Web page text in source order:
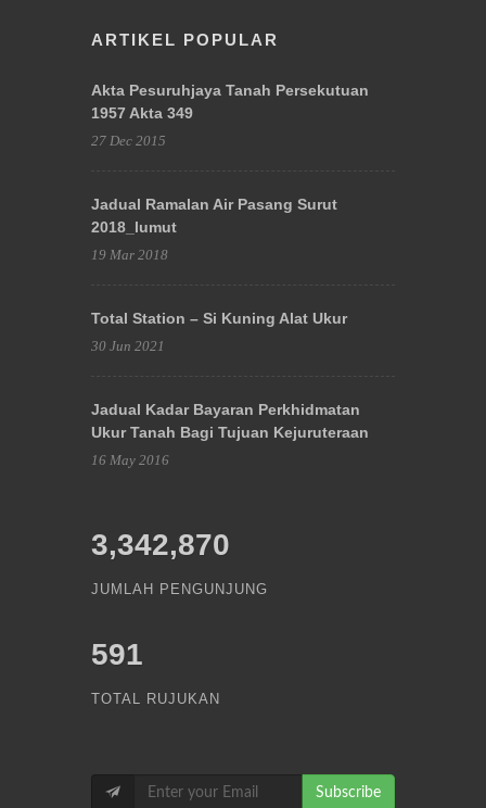
ARTIKEL POPULAR
Akta Pesuruhjaya Tanah Persekutuan
1957 Akta 349
27 Dec 2015
Jadual Ramalan Air Pasang Surut
2018_lumut
19 Mar 2018
Total Station – Si Kuning Alat Ukur
30 Jun 2021
Jadual Kadar Bayaran Perkhidmatan
Ukur Tanah Bagi Tujuan Kejuruteraan
16 May 2016
3,342,870
JUMLAH PENGUNJUNG
591
TOTAL RUJUKAN
Subscribe